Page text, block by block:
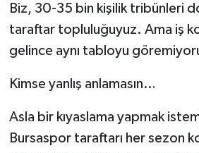
Biz, 30-35 bin kişilik tribünleri
taraftar topluluğuyuz. Ama iş
gelince aynı tabloyu
Kimse yanlış anlamasın…
Asla bir kıyaslama yapmak
Bursaspor taraftarı her sezon